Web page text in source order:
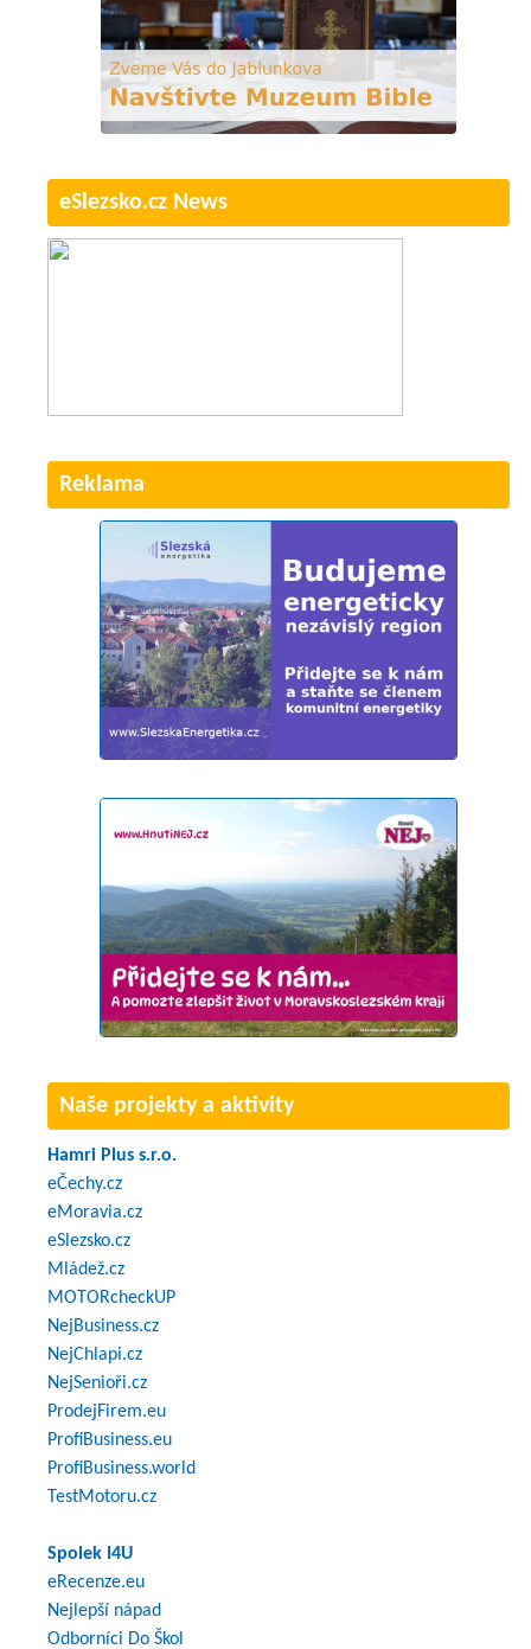
eSlezsko.cz News
Reklama
Naše projekty a aktivity
Hamri Plus s.r.o.
eČechy.cz
eMoravia.cz
eSlezsko.cz
Mládež.cz
MOTORcheckUP
NejBusiness.cz
NejChlapi.cz
NejSenioři.cz
ProdejFirem.eu
ProfiBusiness.eu
ProfiBusiness.world
TestMotoru.cz
Spolek I4U
eRecenze.eu
Nejlepší nápad
Odborníci Do Škol